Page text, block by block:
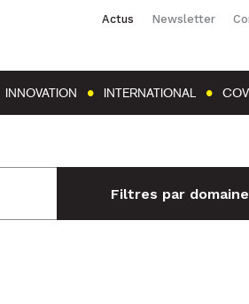
Actus Newsletter
INNOVATION INTERNATIONAL
Filtres par